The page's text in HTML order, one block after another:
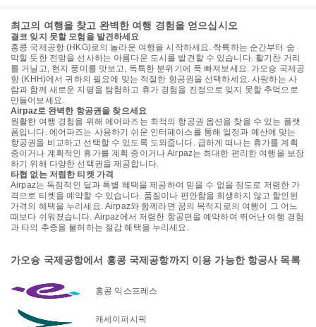
최고의 여행을 찾고 완벽한 여행 경험을 얻으십시오
결코 잊지 못할 모험을 발견하세요
홍콩 국제공항 (HKG)로의 놀라운 여행을 시작하세요. 착륙하는 순간부터 숨
막힐 듯한 전망을 선사하는 아름다운 도시를 발견할 수 있습니다. 활기찬 거리
를 거닐고, 현지 풍미를 맛보고, 독특한 분위기에 푹 빠져보세요. 가오슝 국제공
항 (KHH)에서 귀하의 필요에 맞는 적절한 항공권을 선택하세요. 사랑하는 사
람과 함께 새로운 지평을 탐험하고 휴가 경험을 진정으로 잊지 못할 추억으로
만들어보세요.
Airpaz로 완벽한 항공권을 찾으세요
원활한 여행 경험을 위해 에어파즈는 최적의 항공권 옵션을 찾을 수 있는 플랫
폼입니다. 에어파즈는 사용하기 쉬운 인터페이스를 통해 일정과 예산에 맞는
항공권을 비교하고 선택할 수 있도록 도와줍니다. 급하게 떠나는 휴가를 계획
중이거나 계획적인 휴가를 계획 중이거나 Airpaz는 최대한 편리한 여행을 보장
하기 위해 다양한 선택권을 제공합니다.
타협 없는 저렴한 티켓 가격
Airpaz는 독점적인 딜과 특별 혜택을 제공하여 믿을 수 없을 정도로 저렴한 가
격으로 티켓을 예약할 수 있습니다. 품질이나 편안함을 희생하지 않고 할인된
가격의 혜택을 누리세요. Airpaz와 함께라면 꿈의 목적지로의 여행이 그 어느
때보다 쉬워졌습니다. Airpaz에서 저렴한 항공편을 예약하여 뛰어난 여행 경험
과 타의 추종을 불허하는 절감 혜택을 누리세요.
가오슝 국제공항에서 홍콩 국제공항까지 이용 가능한 항공사 목록
홍콩 익스프레스
캐세이퍼시픽